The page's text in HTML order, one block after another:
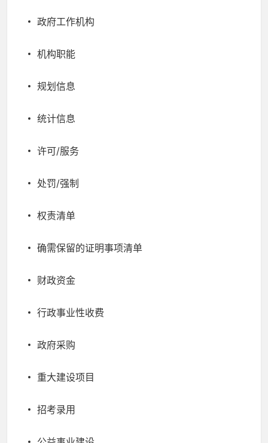
政府工作机构
机构职能
规划信息
统计信息
许可/服务
处罚/强制
权责清单
确需保留的证明事项清单
财政资金
行政事业性收费
政府采购
重大建设项目
招考录用